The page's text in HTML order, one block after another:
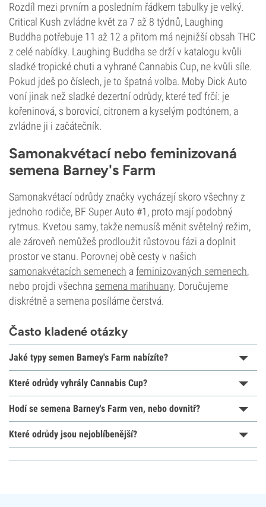
Rozdíl mezi prvním a posledním řádkem tabulky je velký.
Critical Kush zvládne květ za 7 až 8 týdnů, Laughing
Buddha potřebuje 11 až 12 a přitom má nejnižší obsah THC
z celé nabídky. Laughing Buddha se drží v katalogu kvůli
sladké tropické chuti a vyhrané Cannabis Cup, ne kvůli síle.
Pokud jdeš po číslech, je to špatná volba. Moby Dick Auto
voní jinak než sladké dezertní odrůdy, které teď frčí: je
kořeninová, s borovicí, citronem a kyselým podtónem, a
zvládne ji i začátečník.
Samonakvétací nebo feminizovaná
semena Barney's Farm
Samonakvétací odrůdy značky vycházejí skoro všechny z
jednoho rodiče, BF Super Auto #1, proto mají podobný
rytmus. Kvetou samy, takže nemusíš měnit světelný režim,
ale zároveň nemůžeš prodloužit růstovou fázi a doplnit
prostor ve stanu. Porovnej obě cesty v našich
samonakvétacích semenech afeminizovaných semenech,
nebo projdi všechna semena marihuany. Doručujeme
diskrétně a semena posíláme čerstvá.
Často kladené otázky
Jaké typy semen Barney's Farm nabízíte?
Které odrůdy vyhrály Cannabis Cup?
Hodí se semena Barney's Farm ven, nebo dovnitř?
Které odrůdy jsou nejoblíbenější?